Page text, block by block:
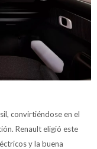
convirtiéndose en el
Renault eligió este
y la buena